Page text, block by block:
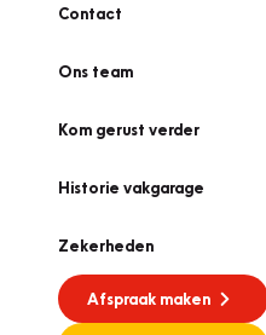
Contact
Ons team
Kom gerust verder
Historie vakgarage
Zekerheden
Afspraak maken